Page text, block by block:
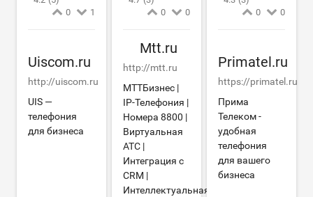
0
1
Uiscom.ru
http://uiscom.ru
UIS —
телефония
для бизнеса
0
0
Mtt.ru
http://mtt.ru
МТТБизнес |
IP-Телефония |
Номера 8800 |
Виртуальная
АТС |
Интеграция с
CRM |
Интеллектуальная
0
0
Primatel.ru
https://primatel.ru
Прима
Телеком -
удобная
телефония
для вашего
бизнеса